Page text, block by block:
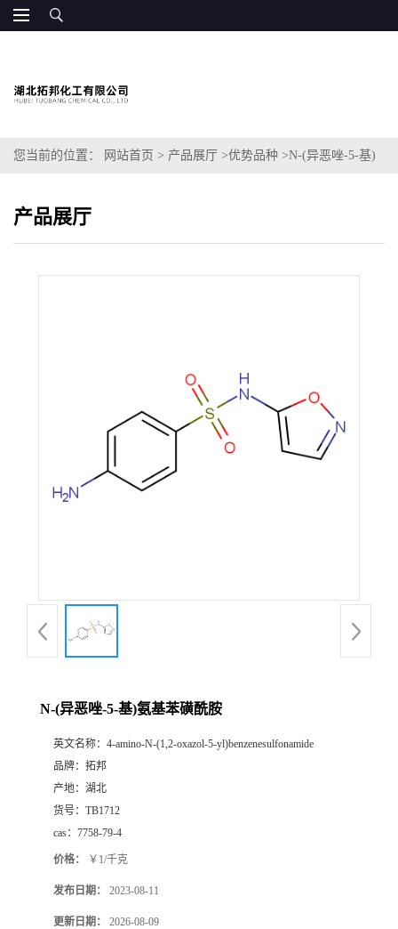
您当前的位置： 网站首页 > 产品展厅 >优势品种 >N-(异恶唑-5-基)
产品展厅
N-(异恶唑-5-基)氨基苯磺酰胺
英文名称： 4-amino-N-(1,2-oxazol-5-yl)benzenesulfonamide
品牌： 拓邦
产地： 湖北
货号： TB1712
cas： 7758-79-4
价格： ￥1/千克
发布日期： 2023-08-11
更新日期： 2026-08-09